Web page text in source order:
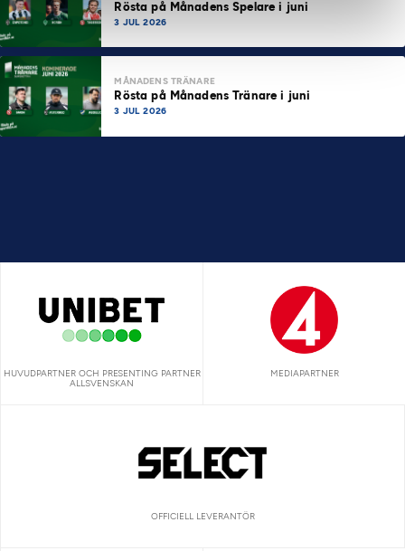
Rösta på Månadens Spelare i juni
3 JUL 2026
MÅNADENS TRÄNARE
Rösta på Månadens Tränare i juni
3 JUL 2026
HUVUDPARTNER OCH PRESENTING PARTNER
ALLSVENSKAN
MEDIAPARTNER
OFFICIELL LEVERANTÖR